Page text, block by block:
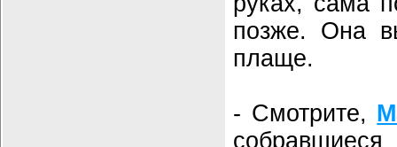
позже. Она
плаще.
- Смотрите,